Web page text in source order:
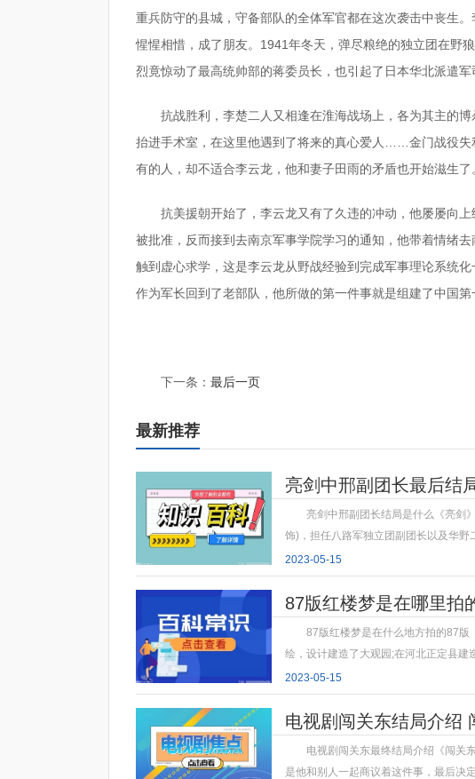
重兵防守的县城，守备部队的全体军官都在这次袭击中丧生
惺惺相惜，成了朋友。1941年冬天，弹尽粮绝的独立团在野
烈竟惊动了最高统帅部的蒋委员长，也引起了日本华北派遣军
抗战胜利，李楚二人又相逢在淮海战场上，各为其主的
抬进手术室，在这里他遇到了将来的真心爱人……金门战役
有的人，却不适合李云龙，他和妻子田雨的矛盾也开始滋生了
抗美援朝开始了，李云龙又有了久违的冲动，他屡屡向
被批准，反而接到去南京军事学院学习的通知，他带着情绪
触到虚心求学，这是李云龙从野战经验到完成军事理论系统
作为军长回到了老部队，他所做的第一件事就是组建了中国
下一条： 最后一页
最新推荐
亮剑中邢副团长最后结
亮剑中邢副团长结局是什么《亮剑
饰)，担任八路军独立团副团长以及华野
2023-05-15
87版红楼梦是在哪里拍
87版红楼梦是在什么地方拍的87版
绘，设计建造了大观园;在河北正定县建
2023-05-15
电视剧闯关东结局介绍
电视剧闯关东最终结局介绍《闯关
是他和别人一起商议着这件事，最后决